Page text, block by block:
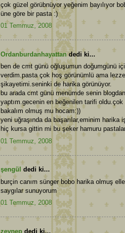
çok güzel görübnüyor yeğenim bayılıyor
üne göre bir pasta :)
01 Temmuz, 2008
Ordanburdanhayattandedi ki...
ben de cmt günü oğluşumun doğumgünü
verdim.pasta çok hoş görünümlü ama
şikayetimi.seninki de harika görünüyor.
bu arada cmt günü menümde senin
yaptım.gecenin en beğenilen tarifi
bakalım olmuş mu hocam:))
yeni uğraşında da başarılar,eminim harika
hiç kursa gittin mi bu şeker hamuru
01 Temmuz, 2008
şengül dedi ki...
burçin canım sünger bobo harika olmuş
saygılar sunuyorum
01 Temmuz, 2008
zeynep dedi ki...